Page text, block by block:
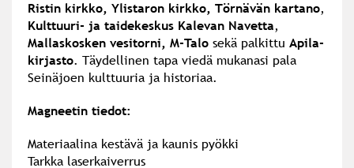
Ristin kirkko, Ylistaron kirkko, Törnävän kartano,
Kulttuuri- ja taidekeskus Kalevan Navetta,
Mallaskosken vesitorni, M-Talo sekä palkittu Apila-
kirjasto. Täydellinen tapa viedä mukanasi pala
Seinäjoen kulttuuria ja historiaa.
Magneetin tiedot:
Materiaalina kestävä ja kaunis pyökki
Tarkka laserkaiverrus